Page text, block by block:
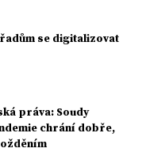
se digitalizovat
práva: Soudy
chrání dobře,